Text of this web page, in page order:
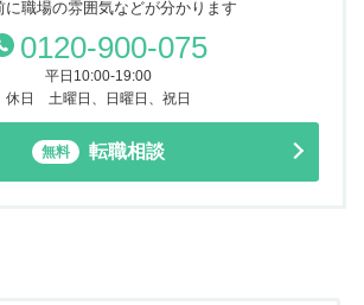
に職場の雰囲気などが分かります
0120-900-075
平日10:00-19:00
休日 土曜日、日曜日、祝日
無料 転職相談